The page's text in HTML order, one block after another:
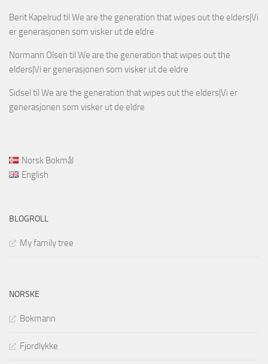
Berit Kapelrud til We are the generation that wipes out the elders|Vi
er generasjonen som visker ut de eldre
Normann Olsen til We are the generation that wipes out the
elders|Vi er generasjonen som visker ut de eldre
Sidsel til We are the generation that wipes out the elders|Vi er
generasjonen som visker ut de eldre
Norsk Bokmål
English
BLOGROLL
My family tree
NORSKE
Bokmann
Fjordlykke